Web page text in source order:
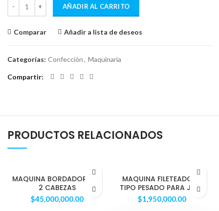
AÑADIR AL CARRITO
Comparar Añadir a lista de deseos
Categorías: Confección, Maquinaria
Compartir
PRODUCTOS RELACIONADOS
MAQUINA BORDADORA DE
2 CABEZAS
$45,000,000.00
MAQUINA FILETEADORA
TIPO PESADO PARA JEAN
$1,950,000.00